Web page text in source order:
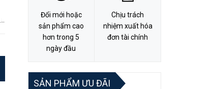
Đổi mới hoặc
sản phẩm cao
hơn trong 5
ngày đầu
Chịu trách
nhiệm xuất hóa
đơn tài chính
SẢN PHẨM ƯU ĐÃI